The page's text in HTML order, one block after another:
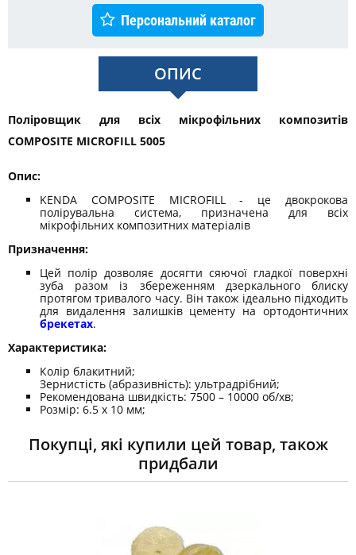
Персональний каталог
ОПИС
Поліровщик для всіх мікрофільних композитів
COMPOSITE MICROFILL 5005
Опис:
KENDA COMPOSITE MICROFILL - це двокрокова
полірувальна система, призначена для всіх
мікрофільних композитних матеріалів
Призначення:
Цей полір дозволяє досягти сяючої гладкої поверхні
зуба разом із збереженням дзеркального блиску
протягом тривалого часу. Він також ідеально підходить
для видалення залишків цементу на ортодонтичних
брекетах.
Характеристика:
Колір блакитний;
Зернистість (абразивність): ультрадрібний;
Рекомендована швидкість: 7500 – 10000 об/хв;
Розмір: 6.5 x 10 мм;
Покупці, які купили цей товар, також
придбали